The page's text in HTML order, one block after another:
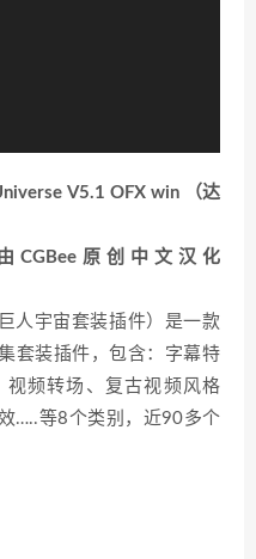
V5.1 OFX win （达
CGBee原创中文汉化
人宇宙套装插件）是一款
套装插件，包含：字幕特
频转场、复古视频风格
…..等8个类别，近90多个